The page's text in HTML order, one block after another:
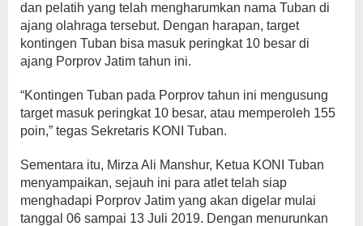
dan pelatih yang telah mengharumkan nama Tuban di
ajang olahraga tersebut. Dengan harapan, target
kontingen Tuban bisa masuk peringkat 10 besar di
ajang Porprov Jatim tahun ini.
“Kontingen Tuban pada Porprov tahun ini mengusung
target masuk peringkat 10 besar, atau memperoleh 155
poin,” tegas Sekretaris KONI Tuban.
Sementara itu, Mirza Ali Manshur, Ketua KONI Tuban
menyampaikan, sejauh ini para atlet telah siap
menghadapi Porprov Jatim yang akan digelar mulai
tanggal 06 sampai 13 Juli 2019. Dengan menurunkan